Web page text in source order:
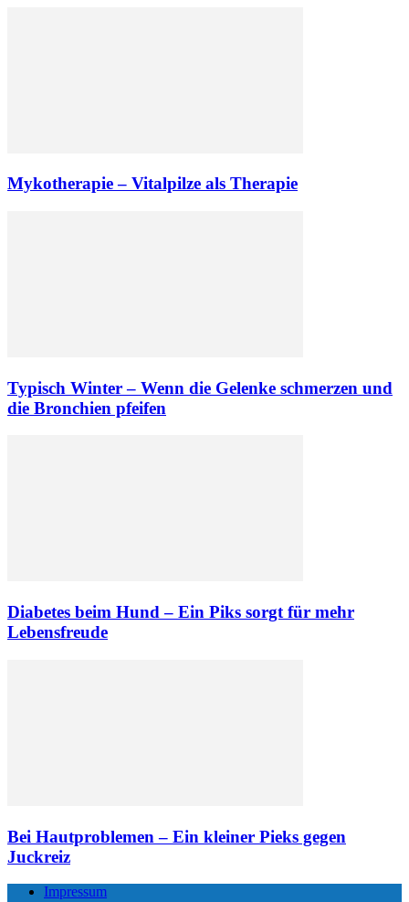
Mykotherapie – Vitalpilze als Therapie
Typisch Winter – Wenn die Gelenke schmerzen und
die Bronchien pfeifen
Diabetes beim Hund – Ein Piks sorgt für mehr
Lebensfreude
Bei Hautproblemen – Ein kleiner Pieks gegen
Juckreiz
Impressum